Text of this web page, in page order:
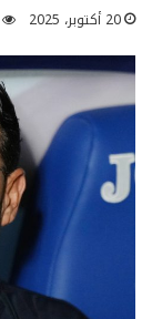
20 أكتوبر، 2025